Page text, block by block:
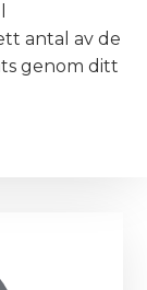
antal av de
genom ditt